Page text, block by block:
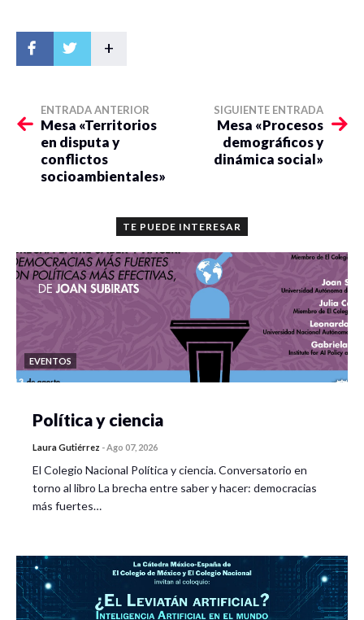
+
ENTRADA ANTERIOR
Mesa «Territorios
en disputa y
conflictos
socioambientales»
SIGUIENTE ENTRADA
Mesa «Procesos
demográficos y
dinámica social»
TE PUEDE INTERESAR
EVENTOS
Política y ciencia
Laura Gutiérrez -Ago 07, 2026
El Colegio Nacional Política y ciencia. Conversatorio en
torno al libro La brecha entre saber y hacer: democracias
más fuertes…